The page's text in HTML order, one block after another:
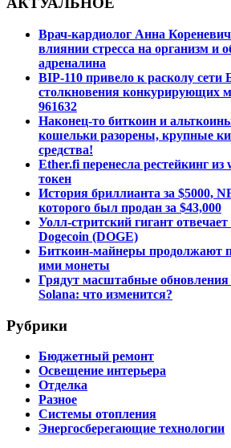
Врач-кардиолог Анна Кореневич
влиянии стресса на организм и
адреналина
BIP-110 привело к расколу сети
столкновения конкурирующих
961632
Наконец-то биткоин и
кошельки разорены, крупные
средства!
Ether.fi перенесла рестейкинг
токен
История бриллианта за $5000,
которого был продан за $43,000
Уолл-стритский гигант
Dogecoin (DOGE)
Биткоин-майнеры продолжают
ими монеты
Грядут масштабные
Solana: что изменится?
Рубрики
Бюджетный ремонт
Освещение интерьера
Отделка
Разное
Системы отопления
Энергосберегающие технологии